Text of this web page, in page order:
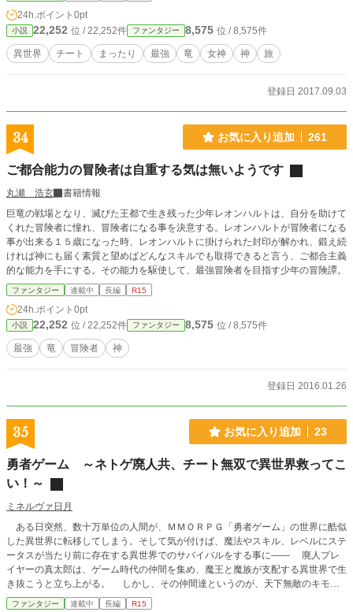
る女神様。 そんな女神と異世界をまったり旅する話です。
24h.ポイント 0pt
小説 22,252 位 / 22,252件 ファンタジー 8,575 位 / 8,575件
異世界 チート まったり 最強 竜 女神 神 旅
登録日 2017.09.03
34 お気に入り追加 261
ご都合能力の冒険者は自重する気は無いようです
丸瀬 浩玄
書籍情報
巨竜の戦場となり、滅びた王都で生き残った少年レオンハルトは、自分を助けて
くれた冒険者に憧れ、冒険者になる事を決意する。レオンハルトが冒険者になる
事が出来る１５歳になった時、レオンハルトに掛けられた封印が解かれ、鍛え続
ければ神にも届く素質と望めばどんなスキルでも取得できると言う、ご都合主義
的な能力を手にする。その能力を駆使して、最強冒険者を目指す少年の冒険譚。
ファンタジー 連載中 長編 R15
24h.ポイント 0pt
小説 22,252 位 / 22,252件 ファンタジー 8,575 位 / 8,575件
最強 竜 冒険者 神
登録日 2016.01.26
35 お気に入り追加 23
勇者ゲーム ～ネトゲ廃人共、チート無双で異世界救ってこ
い！～
ミネルヴァ日月
ある日突然、数十万単位の人間が、ＭＭＯＲＰＧ「勇者ゲーム」の世界に酷似
した異世界に転移してしまう。そして気が付けば、魔法やスキル、レベルにステ
ータスが当たり前に存在する異世界でのサバイバルをする事に―― 廃人プレ
イヤーの真太郎は、ゲーム時代の仲間を集め、魔王と魔族が支配する異世界で生
き抜こうと立ち上がる。 しかし、その仲間達というのが、天下無敵のキモオ
タ、中二病ロリっ娘、お嬢様界最強の王子様、最凶アラフォー女子、お嬢様ofお
ファンタジー 連載中 長編 R15